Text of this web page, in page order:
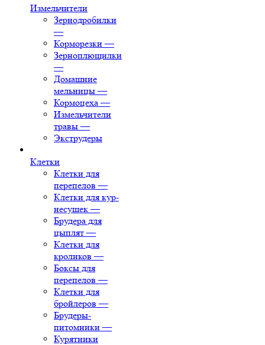
Измельчители
Зернодробилки
—
Корморезки —
Зерноплющилки
—
Домашние
мельницы —
Кормоцеха —
Измельчители
травы —
Экструдеры
Клетки
Клетки для
перепелов —
Клетки для кур-
несушек —
Брудера для
цыплят —
Клетки для
кроликов —
Боксы для
перепелов —
Клетки для
бройлеров —
Брудеры-
питомники —
Курятники